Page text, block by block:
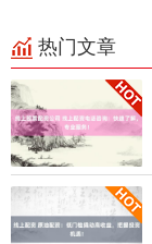
热门文章